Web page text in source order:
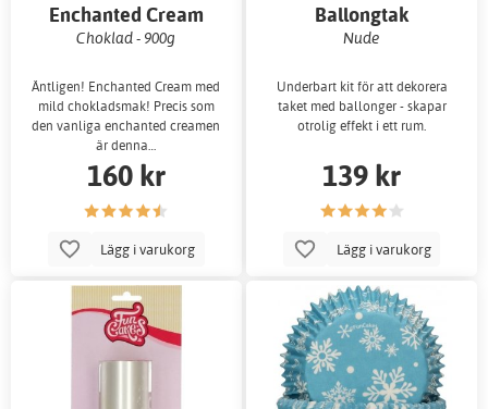
Enchanted Cream
Choklad - 900g
Äntligen! Enchanted Cream med
mild chokladsmak! Precis som
den vanliga enchanted creamen
är denna…
160 kr
Lägg i varukorg
Ballongtak
Nude
Underbart kit för att dekorera
taket med ballonger - skapar
otrolig effekt i ett rum.
139 kr
Lägg i varukorg